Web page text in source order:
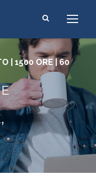
| 1500 ORE | 60